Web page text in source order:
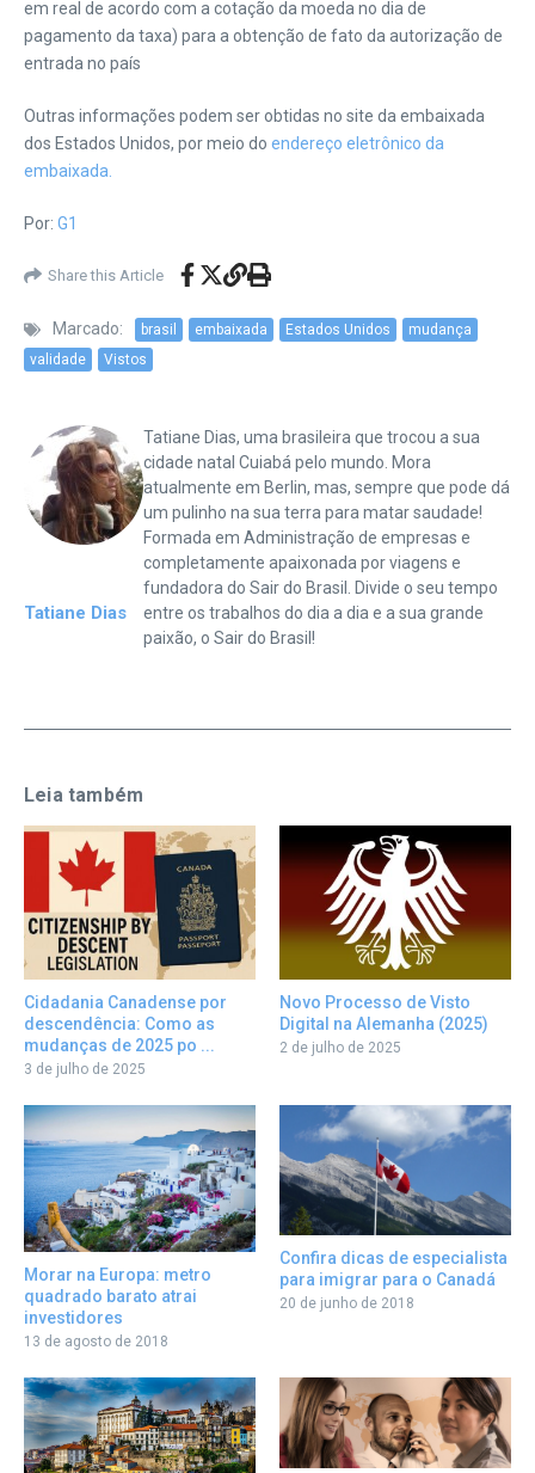
em real de acordo com a cotação da moeda no dia de
pagamento da taxa) para a obtenção de fato da autorização de
entrada no país
Outras informações podem ser obtidas no site da embaixada
dos Estados Unidos, por meio do endereço eletrônico da
embaixada.
Por: G1
Share this Article
Marcado: brasil embaixada Estados Unidos
mudança
validade
Vistos
Tatiane Dias
Tatiane Dias, uma brasileira que trocou a sua
cidade natal Cuiabá pelo mundo. Mora
atualmente em Berlin, mas, sempre que pode dá
um pulinho na sua terra para matar saudade!
Formada em Administração de empresas e
completamente apaixonada por viagens e
fundadora do Sair do Brasil. Divide o seu tempo
entre os trabalhos do dia a dia e a sua grande
paixão, o Sair do Brasil!
Leia também
Cidadania Canadense por
descendência: Como as
mudanças de 2025 po ...
3 de julho de 2025
Novo Processo de Visto
Digital na Alemanha (2025)
2 de julho de 2025
Morar na Europa: metro
quadrado barato atrai
investidores
13 de agosto de 2018
Confira dicas de especialista
para imigrar para o Canadá
20 de junho de 2018